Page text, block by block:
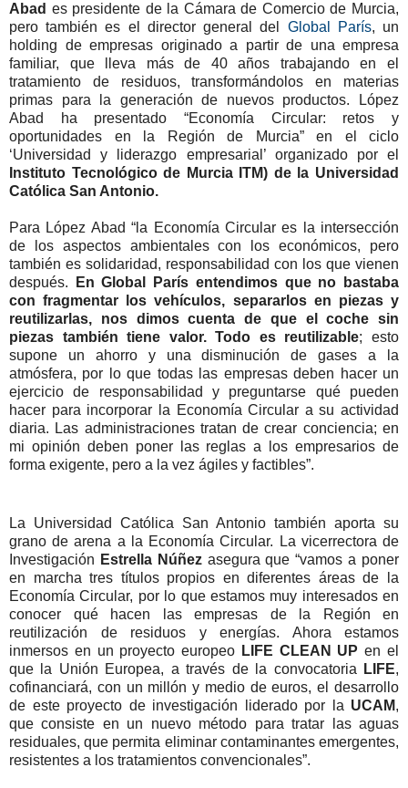
Abad es presidente de la Cámara de Comercio de Murcia,
pero también es el director general del Global París, un
holding de empresas originado a partir de una empresa
familiar, que lleva más de 40 años trabajando en el
tratamiento de residuos, transformándolos en materias
primas para la generación de nuevos productos. López
Abad ha presentado “Economía Circular: retos y
oportunidades en la Región de Murcia” en el ciclo
‘Universidad y liderazgo empresarial’ organizado por el
Instituto Tecnológico de Murcia ITM) de la Universidad
Católica San Antonio.
Para López Abad “la Economía Circular es la intersección
de los aspectos ambientales con los económicos, pero
también es solidaridad, responsabilidad con los que vienen
después.
En Global París entendimos que no bastaba
con fragmentar los vehículos, separarlos en piezas y
reutilizarlas, nos dimos cuenta de que el coche sin
piezas también tiene valor. Todo es reutilizable; esto
supone un ahorro y una disminución de gases a la
atmósfera, por lo que todas las empresas deben hacer un
ejercicio de responsabilidad y preguntarse qué pueden
hacer para incorporar la Economía Circular a su actividad
diaria. Las administraciones tratan de crear conciencia; en
mi opinión deben poner las reglas a los empresarios de
forma exigente, pero a la vez ágiles y factibles”.
La Universidad Católica San Antonio también aporta su
grano de arena a la Economía Circular. La vicerrectora de
Investigación Estrella Núñezasegura que “vamos a poner
en marcha tres títulos propios en diferentes áreas de la
Economía Circular, por lo que estamos muy interesados en
conocer qué hacen las empresas de la Región en
reutilización de residuos y energías. Ahora estamos
inmersos en un proyecto europeo LIFE CLEAN UP en el
que la Unión Europea, a través de la convocatoria
LIFE,
cofinanciará, con un millón y medio de euros, el desarrollo
de este proyecto de investigación liderado por la UCAM,
que consiste en un nuevo método para tratar las aguas
residuales, que permita eliminar contaminantes emergentes,
resistentes a los tratamientos convencionales”.